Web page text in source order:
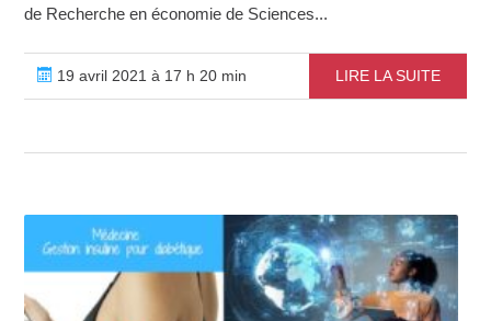
de Recherche en économie de Sciences...
19 avril 2021 à 17 h 20 min LIRE LA SUITE